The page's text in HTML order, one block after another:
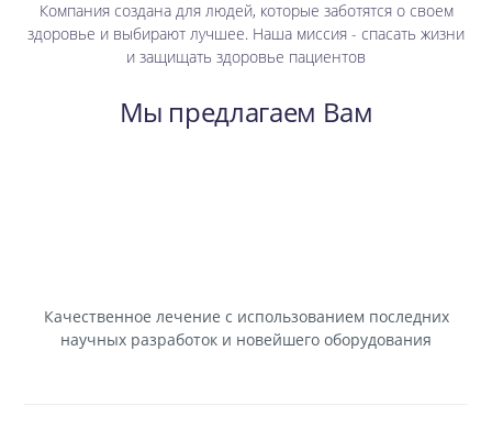
Компания создана для людей, которые заботятся о своем
здоровье и выбирают лучшее. Наша миссия - спасать жизни
и защищать здоровье пациентов
Мы предлагаем Вам
Качественное лечение с использованием последних
научных разработок и новейшего оборудования